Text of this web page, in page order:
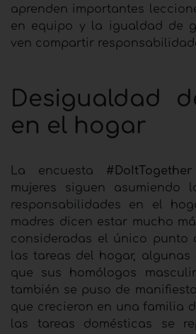
aprenden importantes
en equipo y la igualdad de
ven compartir
Desigualdad
en el hogar
La encuesta #DoItTogether
mujeres siguen asumiendo
responsabilidades en el
madres dicen estar mucho
consideradas el único punto
las tareas del hogar, algunas
que sus homólogos
también se puso de
que crecieron en una familia
las tareas domésticas se